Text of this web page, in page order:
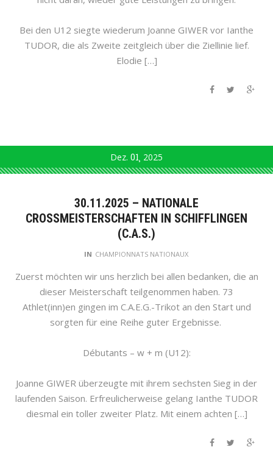
Bei den U12 siegte wiederum Joanne GIWER vor Ianthe
TUDOR, die als Zweite zeitgleich über die Ziellinie lief.
Elodie […]
Dez. 01 2025
30.11.2025 – NATIONALE
CROSSMEISTERSCHAFTEN IN SCHIFFLINGEN
(C.A.S.)
IN CHAMPIONNATS NATIONAUX
Zuerst möchten wir uns herzlich bei allen bedanken, die an
dieser Meisterschaft teilgenommen haben. 73
Athlet(inn)en gingen im C.A.E.G.-Trikot an den Start und
sorgten für eine Reihe guter Ergebnisse.
Débutants – w + m (U12):
Joanne GIWER überzeugte mit ihrem sechsten Sieg in der
laufenden Saison. Erfreulicherweise gelang Ianthe TUDOR
diesmal ein toller zweiter Platz. Mit einem achten […]